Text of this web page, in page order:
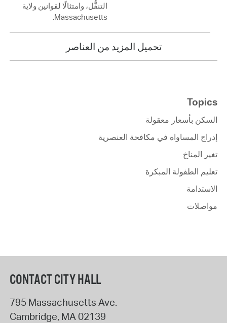
التنقُّل، وامتثالًا لقوانين ولاية
Massachusetts.
تحميل المزيد من العناصر
Topics
السكن بأسعار معقولة
إدراج المساواة في مكافحة العنصرية
تغير المناخ
تعليم الطفولة المبكرة
الاستدامة
مواصلات
CONTACT CITY HALL
795 Massachusetts Ave.
Cambridge, MA02139